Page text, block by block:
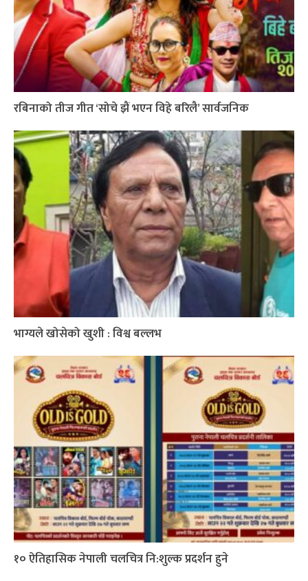
रबिनाको तीज गीत ‘सोचे झैं भएन विहे बरिलै’ सार्वजनिक
भाग्यले खोसेको खुशी : विश्व बल्लभ
१० ऐतिहासिक नेपाली चलचित्र नि:शुल्क प्रदर्शन हुने